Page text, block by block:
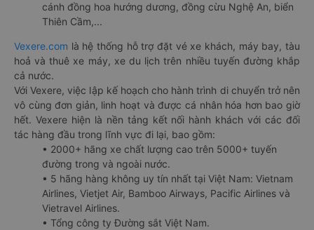
cánh đồng hoa hướng dương, đồng cừu Nghệ An, biển
Thiên Cầm,...
Vexere.com là hệ thống hỗ trợ đặt vé xe khách, máy bay, tàu
hoả và thuê xe máy, xe du lịch trên nhiều tuyến đường khắp
cả nước.
Với Vexere, việc lập kế hoạch cho hành trình di chuyển trở nên
vô cùng đơn giản, linh hoạt và được cá nhân hóa hơn bao giờ
hết. Vexere hiện là nền tảng kết nối hành khách với các đối
tác hàng đầu trong lĩnh vực đi lại, bao gồm:
• 2000+ hãng xe chất lượng cao trên 5000+ tuyến
đường trong và ngoài nước.
• 5 hãng hàng không uy tín nhất tại Việt Nam: Vietnam
Airlines, Vietjet Air, Bamboo Airways, Pacific Airlines và
Vietravel Airlines.
• Tổng công ty Đường sắt Việt Nam.